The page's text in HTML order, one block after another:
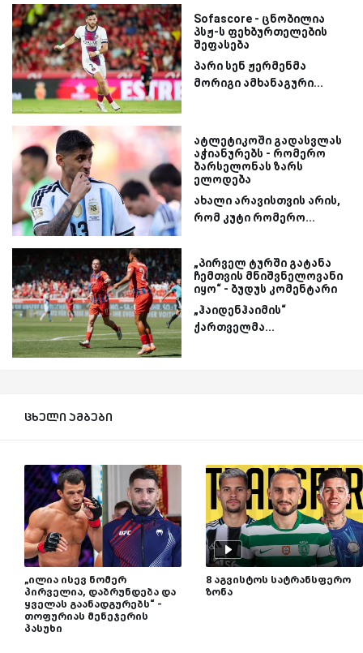
Sofascore - ცნობილია
პსჟ-ს ფეხბურთელების
შეფასება
პარი სენ ჟერმენმა
მორიგი ამხანაგური...
ატლეტიკოში გადასვლას
აჭიანურებს - რომერო
ბარსელონას ზარს
ელოდება
ახალი არავისთვის არის,
რომ კუტი რომერო...
„პირველ ტურში გატანა
ჩემთვის მნიშვნელოვანი
იყო“ - ბუდუს კომენტარი
„ჰაიდენჰაიმის“
ქართველმა...
ცხელი ამბები
„ილია ისევ ნომერ
პირველია, დაბრუნდება და
ყველას გაანადგურებს“ -
თოფურიას მენეჯერის
პასუხი
8 აგვისტოს სატრანსფერო
ზონა